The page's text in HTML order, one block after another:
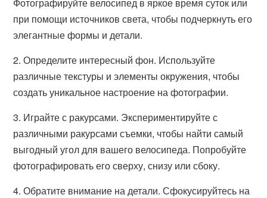
при помощи источников света, чтобы подчеркнуть его
элегантные формы и детали.
2. Определите интересный фон. Используйте
различные текстуры и элементы окружения, чтобы
создать уникальное настроение на фотографии.
3. Играйте с ракурсами. Экспериментируйте с
различными ракурсами съемки, чтобы найти самый
выгодный угол для вашего велосипеда. Попробуйте
фотографировать его сверху, снизу или сбоку.
4. Обратите внимание на детали. Сфокусируйтесь на